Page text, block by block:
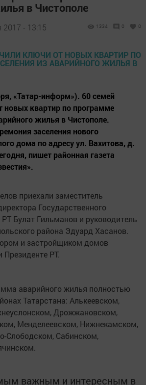
в Чистополе
2017 - 13:15 1334 0 0
«Татар-информ»). 60 семей
новых квартир по программе
жилья в Чистополе.
заселения нового
дома по адресу ул. Вахитова, д.
пишет районная газета
приехали заместитель
Государственного
Булат Гильманов и руководитель
района Эдуард Хасанов.
и застройщиком домов
РТ.
аварийного жилья полностью
Татарстана: Алькеевском,
Дрожжановском,
Менделеевском, Нижнекамском,
Слободском, Сабинском,
важным и интересным в